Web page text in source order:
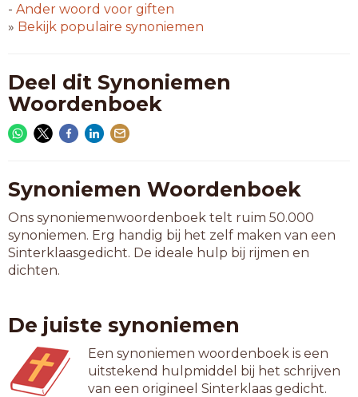
- Ander woord voor giften
» Bekijk populaire synoniemen
Deel dit Synoniemen
Woordenboek
Synoniemen Woordenboek
Ons synoniemenwoordenboek telt ruim 50.000
synoniemen. Erg handig bij het zelf maken van een
Sinterklaasgedicht. De ideale hulp bij rijmen en
dichten.
De juiste synoniemen
Een synoniemen woordenboek is een
uitstekend hulpmiddel bij het schrijven
van een origineel Sinterklaas gedicht.